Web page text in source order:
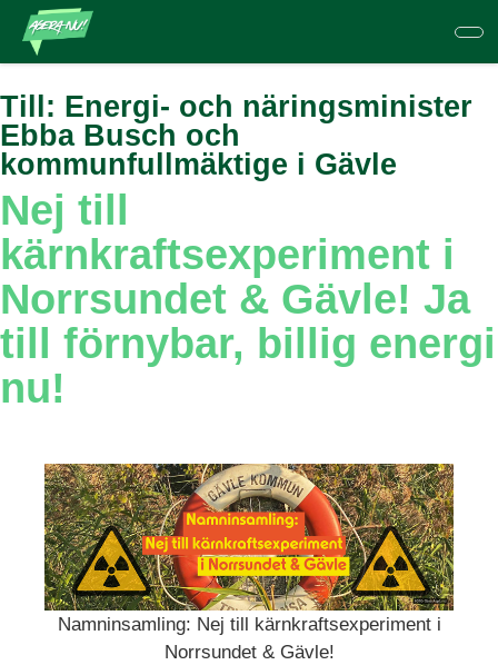
Hoppa
huvudinnehåll
Till: Energi- och näringsminister
Ebba Busch och
kommunfullmäktige i Gävle
Nej till
kärnkraftsexperiment i
Norrsundet & Gävle! Ja
till förnybar, billig energi
nu!
Namninsamling: Nej till kärnkraftsexperiment i
Norrsundet & Gävle!